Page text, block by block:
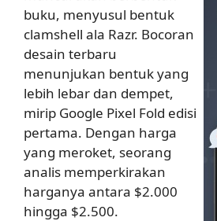
buku, menyusul bentuk
clamshell ala Razr. Bocoran
desain terbaru
menunjukan bentuk yang
lebih lebar dan dempet,
mirip Google Pixel Fold edisi
pertama. Dengan harga
yang meroket, seorang
analis memperkirakan
harganya antara $2.000
hingga $2.500.